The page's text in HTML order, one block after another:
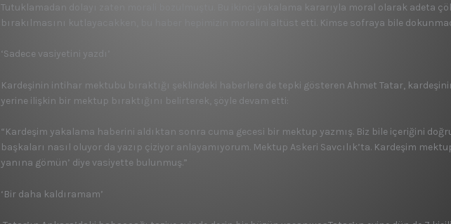
Tutuklamadan dolayı zaten morali bozulmuştu. Bu ikinci yakalama kararıyla moral olarak adeta
bırakılmasını kutlayacakken, bu haber hepimizin moralini altüst etti. Kimse sofraya bile
‘Sadece vasiyetini yazdı’
Kardeşinin intihar mektubu bıraktığı şeklindeki haberlere de tepki gösteren Ahmet Tatar,
yerine ilişkin bir mektup bıraktığını belirterek, şöyle devam etti:
“Kardeşim yakalama haberini aldıktan sonra cuma gecesi bir mektup yazmış. Biz bile içeriğini
başkaları nasıl oluyor da yazıp çiziyor anlayamıyorum. Mektup Askeri Savcılık’ta. Kardeşim
yanına gömün’ diye vasiyette bulunmuş.”
‘Bir daha kaldıramam’